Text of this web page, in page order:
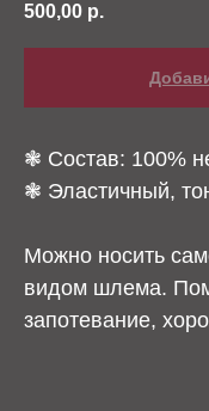
500,00 р.
❃ Состав: 100%
❃ Эластичный,
Можно носить
видом шлема.
запотевание,